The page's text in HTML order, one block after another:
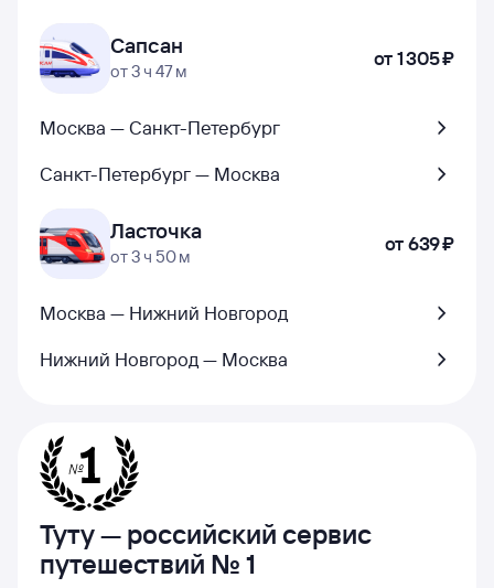
Сапсан
от 3 ч 47 м
от1 ⁠305 ⁠₽
Москва — Санкт-Петербург
Санкт-Петербург — Москва
Ласточка
от 3 ч 50 м
от639 ⁠₽
Москва — Нижний Новгород
Нижний Новгород — Москва
Туту — российский сервис
путешествий № 1